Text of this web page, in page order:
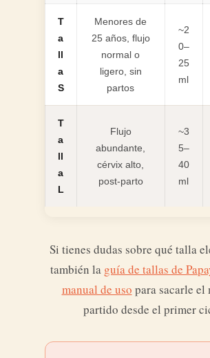
T
a
ll
a
S
Menores de
25 años, flujo
normal o
ligero, sin
partos
~2
0–
25
ml
T
a
ll
a
L
Flujo
abundante,
cérvix alto,
post-parto
~3
5–
40
ml
Si tienes dudas sobre qué talla
también la guía de tallas de
manual de uso para sacarle el
partido desde el primer